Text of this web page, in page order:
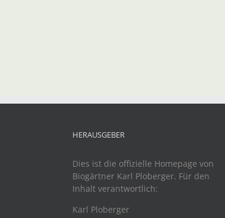
HERAUSGEBER
Dies ist die offizielle Homepage von
Biogärtner Karl Ploberger. Für den
Inhalt verantwortlich:
Karl Ploberger